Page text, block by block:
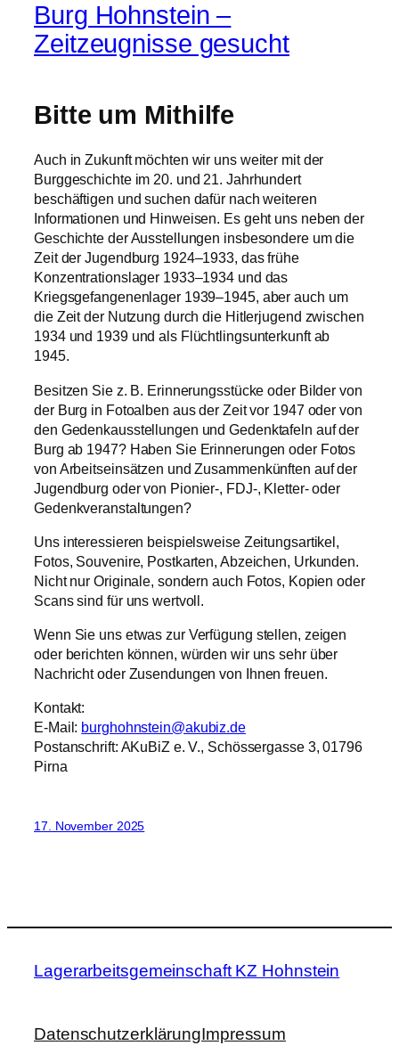
Burg Hohnstein –
Zeitzeugnisse gesucht
Bitte um Mithilfe
Auch in Zukunft möchten wir uns weiter mit der
Burggeschichte im 20. und 21. Jahrhundert
beschäftigen und suchen dafür nach weiteren
Informationen und Hinweisen. Es geht uns neben der
Geschichte der Ausstellungen insbesondere um die
Zeit der Jugendburg 1924–1933, das frühe
Konzentrationslager 1933–1934 und das
Kriegsgefangenenlager 1939–1945, aber auch um
die Zeit der Nutzung durch die Hitlerjugend zwischen
1934 und 1939 und als Flüchtlingsunterkunft ab
1945.
Besitzen Sie z. B. Erinnerungsstücke oder Bilder von
der Burg in Fotoalben aus der Zeit vor 1947 oder von
den Gedenkausstellungen und Gedenktafeln auf der
Burg ab 1947? Haben Sie Erinnerungen oder Fotos
von Arbeitseinsätzen und Zusammenkünften auf der
Jugendburg oder von Pionier-, FDJ-, Kletter- oder
Gedenkveranstaltungen?
Uns interessieren beispielsweise Zeitungsartikel,
Fotos, Souvenire, Postkarten, Abzeichen, Urkunden.
Nicht nur Originale, sondern auch Fotos, Kopien oder
Scans sind für uns wertvoll.
Wenn Sie uns etwas zur Verfügung stellen, zeigen
oder berichten können, würden wir uns sehr über
Nachricht oder Zusendungen von Ihnen freuen.
Kontakt:
E-Mail: burghohnstein@akubiz.de
Postanschrift: AKuBiZ e. V., Schössergasse 3, 01796
Pirna
17. November 2025
Lagerarbeitsgemeinschaft KZ Hohnstein
DatenschutzerklärungImpressum